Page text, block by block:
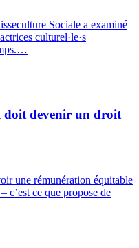
Sociale a examiné
culturel·le·s
devenir un droit
une rémunération équitable
c’est ce que propose de